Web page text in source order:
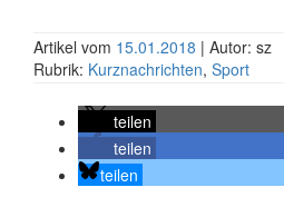
Artikel vom 15.01.2018 | Autor: sz
Rubrik: Kurznachrichten, Sport
teilen
teilen
teilen